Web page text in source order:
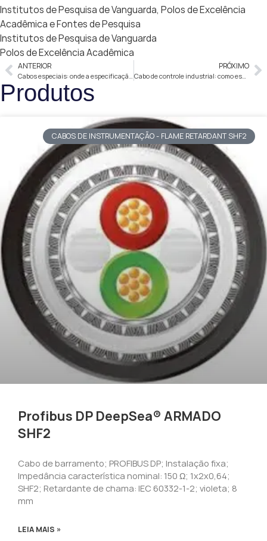
Institutos de Pesquisa de Vanguarda, Polos de Excelência
Acadêmica e Fontes de Pesquisa
Institutos de Pesquisa de Vanguarda
Polos de Excelência Acadêmica
ANTERIOR PRÓXIMO
Cabo de controle industrial: como especificar
Produtos
CABOS DE INSTRUMENTAÇÃO - FLAME RETARDANT SHF2
Profibus DP DeepSea® ARMADO
SHF2
Cabo de barramento; PROFIBUS DP; Instalação fixa;
Impedância característica nominal: 150 Ω; 1x2x0,64;
SHF2; Retardante de chama: IEC 60332-1-2; violeta; 8
mm
LEIA MAIS »